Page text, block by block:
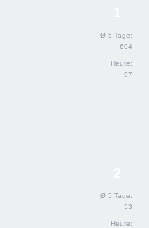
Ø 5 Tage:
604
Heute:
97
Ø 5 Tage:
53
Heute: